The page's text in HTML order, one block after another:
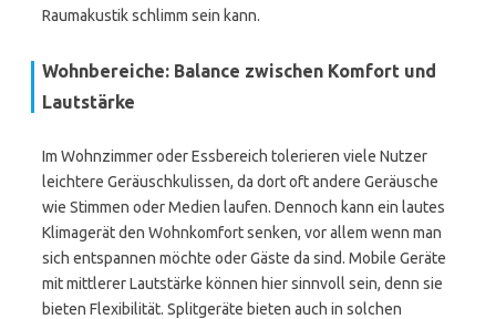
Raumakustik schlimm sein kann.
Wohnbereiche: Balance zwischen Komfort und
Lautstärke
Im Wohnzimmer oder Essbereich tolerieren viele Nutzer
leichtere Geräuschkulissen, da dort oft andere Geräusche
wie Stimmen oder Medien laufen. Dennoch kann ein lautes
Klimagerät den Wohnkomfort senken, vor allem wenn man
sich entspannen möchte oder Gäste da sind. Mobile Geräte
mit mittlerer Lautstärke können hier sinnvoll sein, denn sie
bieten Flexibilität. Splitgeräte bieten auch in solchen